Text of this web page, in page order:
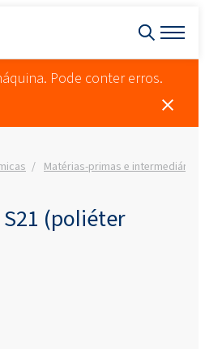
Pode conter erros.
Matérias-primas e intermediários
(poliéter